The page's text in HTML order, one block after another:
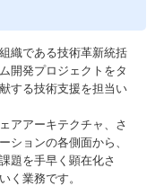
織である技術革新統括
開発プロジェクトをタ
する技術支援を担当い
アアーキテクチャ、さ
ションの各側面から、
題を手早く顕在化さ
く業務です。